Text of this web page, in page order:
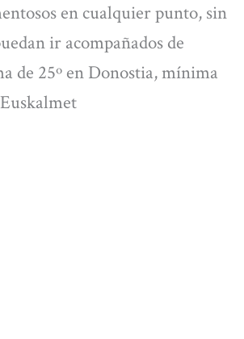
en cualquier punto, sin
ir acompañados de
de 25º en Donostia, mínima